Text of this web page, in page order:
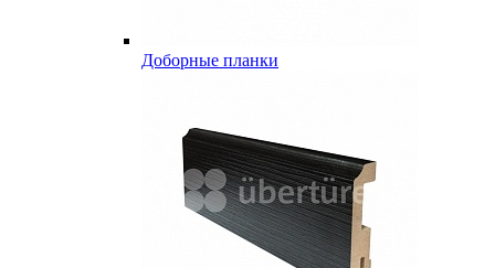
Доборные планки